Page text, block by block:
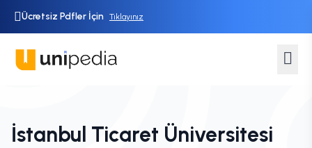
Ücretsiz Pdfler İçin Tıklayınız
İstanbul Ticaret Üniversitesi